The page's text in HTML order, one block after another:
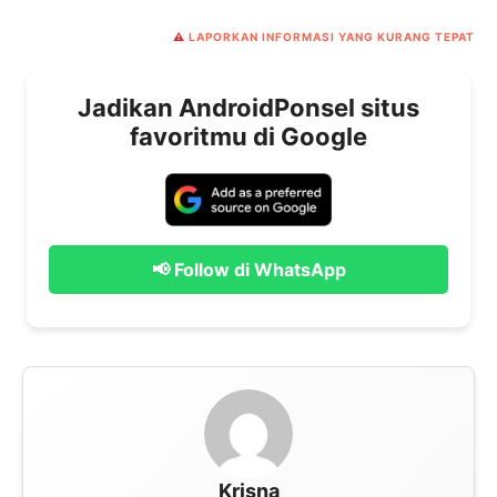
⚠️ LAPORKAN INFORMASI YANG KURANG TEPAT
Jadikan AndroidPonsel situs
favoritmu di Google
📢 Follow di WhatsApp
Krisna